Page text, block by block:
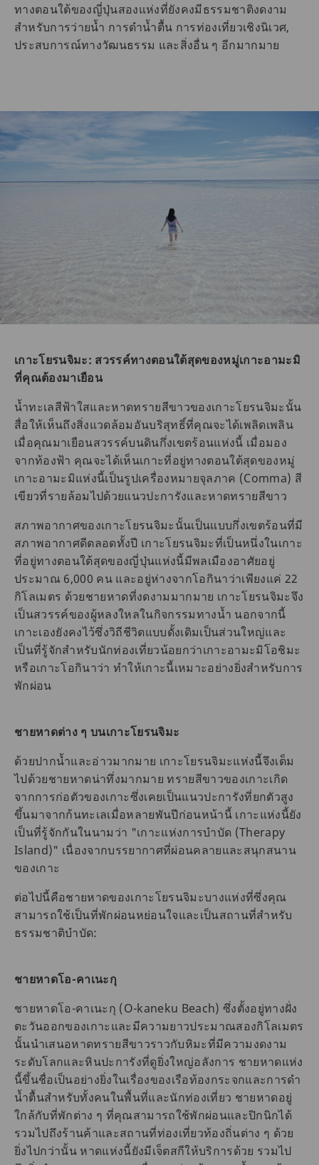
ทางตอนใต้ของญี่ปุ่นสองแห่งที่ยังคงมีธรรมชาติงดงาม
สำหรับการว่ายน้ำ การดำน้ำตื้น การท่องเที่ยวเชิงนิเวศ,
ประสบการณ์ทางวัฒนธรรม และสิ่งอื่น ๆ อีกมากมาย
เกาะโยรนจิมะ: สวรรค์ทางตอนใต้สุดของหมู่เกาะอามะมิ
ที่คุณต้องมาเยือน
น้ำทะเลสีฟ้าใสและหาดทรายสีขาวของเกาะโยรนจิมะนั้น
สื่อให้เห็นถึงสิ่งแวดล้อมอันบริสุทธิ์ที่คุณจะได้เพลิดเพลิน
เมื่อคุณมาเยือนสวรรค์บนดินกึ่งเขตร้อนแห่งนี้ เมื่อมอง
จากท้องฟ้า คุณจะได้เห็นเกาะที่อยู่ทางตอนใต้สุดของหมู่
เกาะอามะมิแห่งนี้เป็นรูปเครื่องหมายจุลภาค (Comma) สี
เขียวที่รายล้อมไปด้วยแนวปะการังและหาดทรายสีขาว
สภาพอากาศของเกาะโยรนจิมะนั้นเป็นแบบกึ่งเขตร้อนที่มี
สภาพอากาศดีตลอดทั้งปี เกาะโยรนจิมะที่เป็นหนึ่งในเกาะ
ที่อยู่ทางตอนใต้สุดของญี่ปุ่นแห่งนี้มีพลเมืองอาศัยอยู่
ประมาณ 6,000 คน และอยู่ห่างจากโอกินาว่าเพียงแค่ 22
กิโลเมตร ด้วยชายหาดที่งดงามมากมาย เกาะโยรนจิมะจึง
เป็นสวรรค์ของผู้หลงใหลในกิจกรรมทางน้ำ นอกจากนี้
เกาะเองยังคงไว้ซึ่งวิถีชีวิตแบบดั้งเดิมเป็นส่วนใหญ่และ
เป็นที่รู้จักสำหรับนักท่องเที่ยวน้อยกว่าเกาะอามะมิโอชิมะ
หรือเกาะโอกินาว่า ทำให้เกาะนี้เหมาะอย่างยิ่งสำหรับการ
พักผ่อน
ชายหาดต่าง ๆ บนเกาะโยรนจิมะ
ด้วยปากน้ำและอ่าวมากมาย เกาะโยรนจิมะแห่งนี้จึงเต็ม
ไปด้วยชายหาดน่าทึ่งมากมาย ทรายสีขาวของเกาะเกิด
จากการก่อตัวของเกาะซึ่งเคยเป็นแนวปะการังที่ยกตัวสูง
ขึ้นมาจากก้นทะเลเมื่อหลายพันปีก่อนหน้านี้ เกาะแห่งนี้ยัง
เป็นที่รู้จักกันในนามว่า "เกาะแห่งการบำบัด (Therapy
Island)" เนื่องจากบรรยากาศที่ผ่อนคลายและสนุกสนาน
ของเกาะ
ต่อไปนี้คือชายหาดของเกาะโยรนจิมะบางแห่งที่ซึ่งคุณ
สามารถใช้เป็นที่พักผ่อนหย่อนใจและเป็นสถานที่สำหรับ
ธรรมชาติบำบัด:
ชายหาดโอ-คาเนะกุ
ชายหาดโอ-คาเนะกุ (O-kaneku Beach) ซึ่งตั้งอยู่ทางฝั่ง
ตะวันออกของเกาะและมีความยาวประมาณสองกิโลเมตร
นั้นนำเสนอหาดทรายสีขาวราวกับหิมะที่มีความงดงาม
ระดับโลกและหินปะการังที่ดูยิ่งใหญ่อลังการ ชายหาดแห่ง
นี้ขึ้นชื่อเป็นอย่างยิ่งในเรื่องของเรือท้องกระจกและการดำ
น้ำตื้นสำหรับทั้งคนในพื้นที่และนักท่องเที่ยว ชายหาดอยู่
ใกล้กับที่พักต่าง ๆ ที่คุณสามารถใช้พักผ่อนและปิกนิกได้
รวมไปถึงร้านค้าและสถานที่ท่องเที่ยวท้องถิ่นต่าง ๆ ด้วย
ยิ่งไปกว่านั้น หาดแห่งนี้ยังมีเจ็ตสกีให้บริการด้วย รวมไป